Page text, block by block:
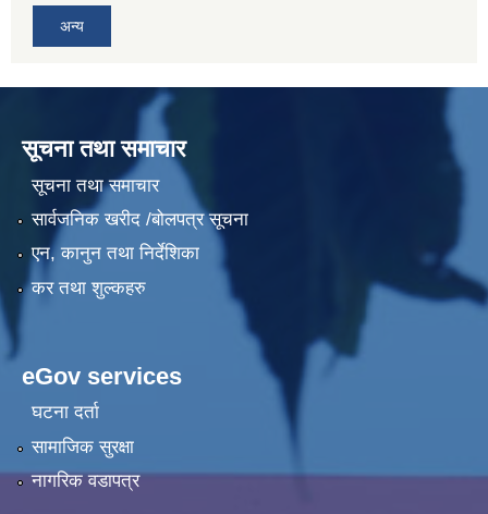
अन्य
सूचना तथा समाचार
सूचना तथा समाचार
सार्वजनिक खरीद /बोलपत्र सूचना
एन, कानुन तथा निर्देशिका
कर तथा शुल्कहरु
eGov services
घटना दर्ता
सामाजिक सुरक्षा
नागरिक वडापत्र